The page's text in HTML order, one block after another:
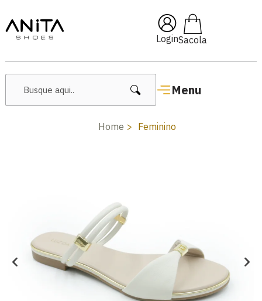
Login
Menu
🔥 Lançamentos Femininos
Home Feminino